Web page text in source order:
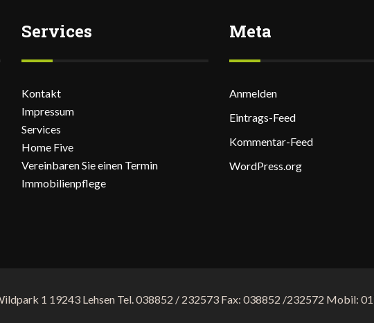
Services
Kontakt
Impressum
Services
Home Five
Vereinbaren Sie einen Termin
Immobilienpflege
Meta
Anmelden
Eintrags-Feed
Kommentar-Feed
WordPress.org
1 19243 Lehsen Tel. 038852 / 232573 Fax: 038852 /232572 Mobil: